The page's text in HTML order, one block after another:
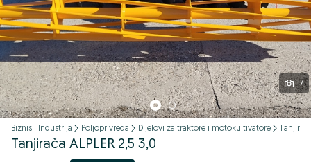
7
Biznis i Industrija Poljoprivreda Dijelovi za traktore i motokultivatore
Tanjirača ALPLER 2,5 3,0